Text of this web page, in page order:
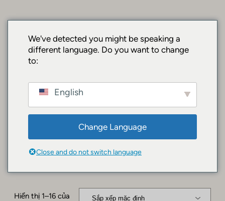
đến
SurfacePro.shop
| Premium
Surface Devices
& Accessories
Tổng quan/ Surface Brands
Hiển thị 1–16 của
We've detected you might be speaking a
different language. Do you want to change
to:
English
Change Language
Close and do not switch language